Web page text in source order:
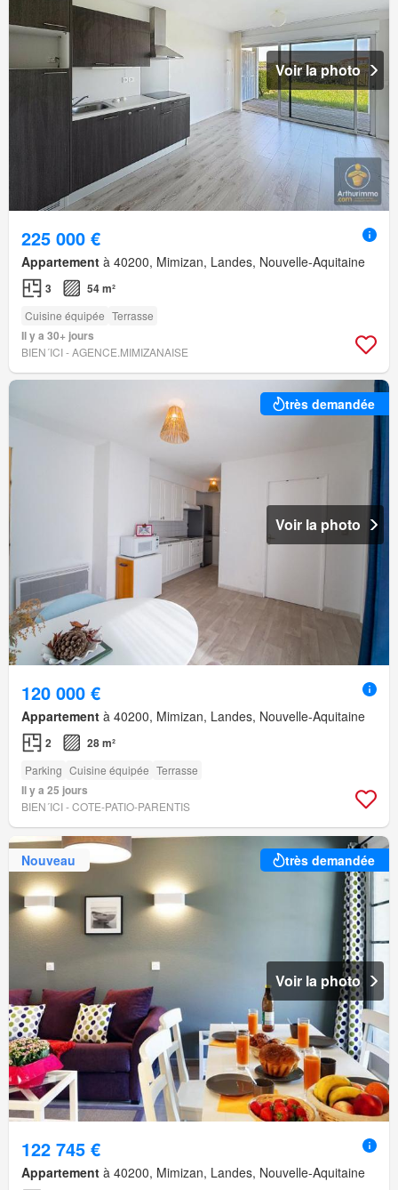
Voir la photo
225 000 €
Appartement à 40200, Mimizan, Landes, Nouvelle-Aquitaine
3 54 m²
Cuisine équipée Terrasse
Il y a 30+ jours
BIEN´ICI - AGENCE.MIMIZANAISE
très demandée
Voir la photo
120 000 €
Appartement à 40200, Mimizan, Landes, Nouvelle-Aquitaine
2 28 m²
Parking Cuisine équipée Terrasse
Il y a 25 jours
BIEN´ICI - COTE-PATIO-PARENTIS
Nouveau très demandée
Voir la photo
122 745 €
Appartement à 40200, Mimizan, Landes, Nouvelle-Aquitaine